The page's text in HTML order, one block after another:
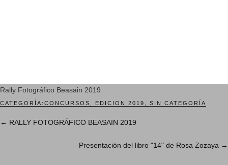
Rally Fotográfico Beasain 2019
CATEGORÍA: CONCURSOS EDICION 2019 SIN CATEGORÍA
← RALLY FOTOGRÁFICO BEASAIN 2019
Presentación del libro "14" de Rosa Zozaya →